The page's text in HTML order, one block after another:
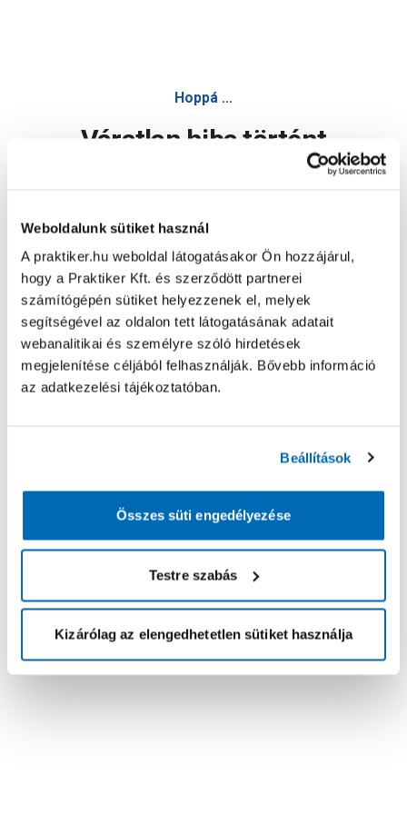
Weboldalunk sütiket használ
A praktiker.hu weboldal látogatásakor Ön hozzájárul,
hogy a Praktiker Kft. és szerződött partnerei
számítógépén sütiket helyezzenek el, melyek
segítségével az oldalon tett látogatásának adatait
webanalitikai és személyre szóló hirdetések
megjelenítése céljából felhasználják. Bővebb információ
az adatkezelési tájékoztatóban.
Beállítások
Összes süti engedélyezése
Testre szabás
Kizárólag az elengedhetetlen sütiket használja
Hoppá ...
Váratlan hiba történt
Oldal újratöltése